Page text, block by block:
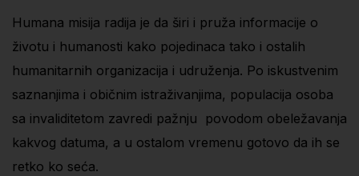
Humana misija radija je da širi i pruža informacije o
životu i humanosti kako pojedinaca tako i ostalih
humanitarnih organizacija i udruženja. Po iskustvenim
saznanjima i običnim istraživanjima, populacija osoba
sa invaliditetom zavredi pažnju povodom obeležavanja
kakvog datuma, a u ostalom vremenu gotovo da ih se
retko ko seća.